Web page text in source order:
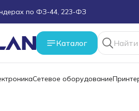
по ФЗ-44, 223-ФЗ
оборудование под ТЗ
работы
на e-mail или в чат
Каталог
Сетевое оборудование